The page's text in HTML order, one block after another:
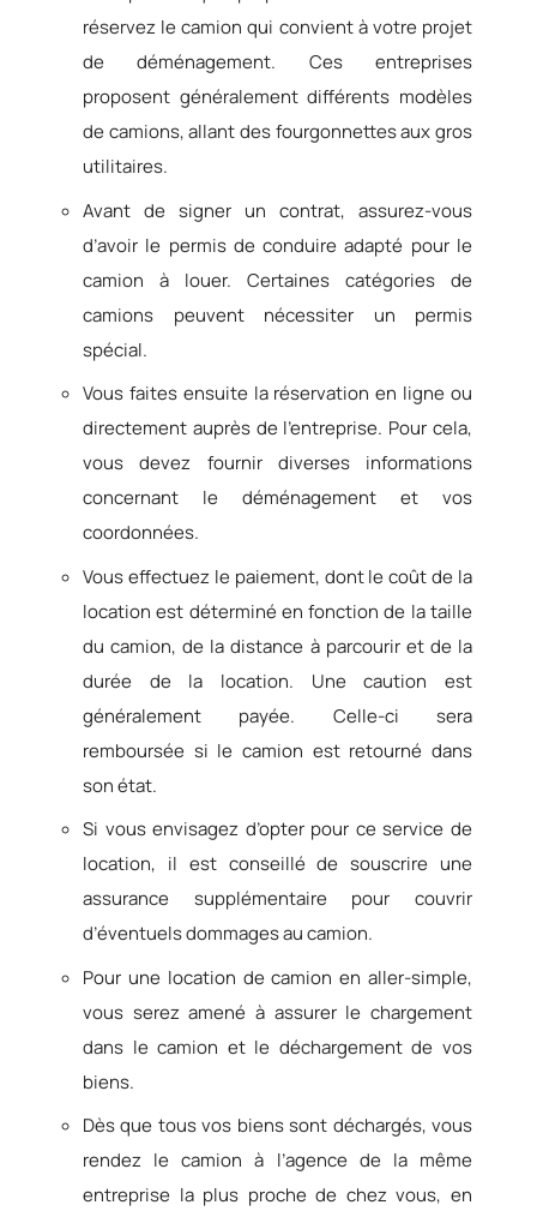
réservez le camion qui convient à votre projet
de déménagement. Ces entreprises
proposent généralement différents modèles
de camions, allant des fourgonnettes aux gros
utilitaires.
Avant de signer un contrat, assurez-vous
d’avoir le permis de conduire adapté pour le
camion à louer. Certaines catégories de
camions peuvent nécessiter un permis
spécial.
Vous faites ensuite la réservation en ligne ou
directement auprès de l’entreprise. Pour cela,
vous devez fournir diverses informations
concernant le déménagement et vos
coordonnées.
Vous effectuez le paiement, dont le coût de la
location est déterminé en fonction de la taille
du camion, de la distance à parcourir et de la
durée de la location. Une caution est
généralement payée. Celle-ci sera
remboursée si le camion est retourné dans
son état.
Si vous envisagez d’opter pour ce service de
location, il est conseillé de souscrire une
assurance supplémentaire pour couvrir
d’éventuels dommages au camion.
Pour une location de camion en aller-simple,
vous serez amené à assurer le chargement
dans le camion et le déchargement de vos
biens.
Dès que tous vos biens sont déchargés, vous
rendez le camion à l’agence de la même
entreprise la plus proche de chez vous, en